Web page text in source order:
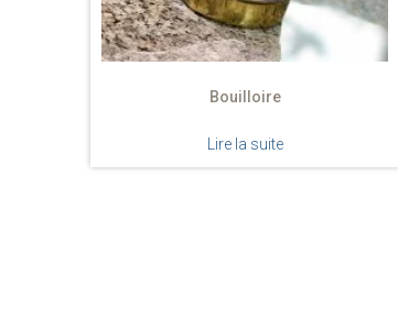
Bouilloire
Lire la suite